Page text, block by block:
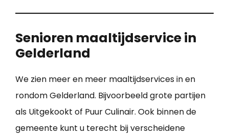
Senioren maaltijdservice in
Gelderland
We zien meer en meer maaltijdservices in en
rondom Gelderland. Bijvoorbeeld grote partijen
als Uitgekookt of Puur Culinair. Ook binnen de
gemeente kunt u terecht bij verscheidene